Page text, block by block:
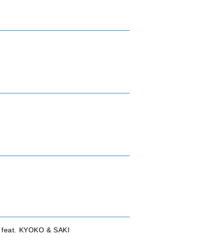
KYOKO & SAKI